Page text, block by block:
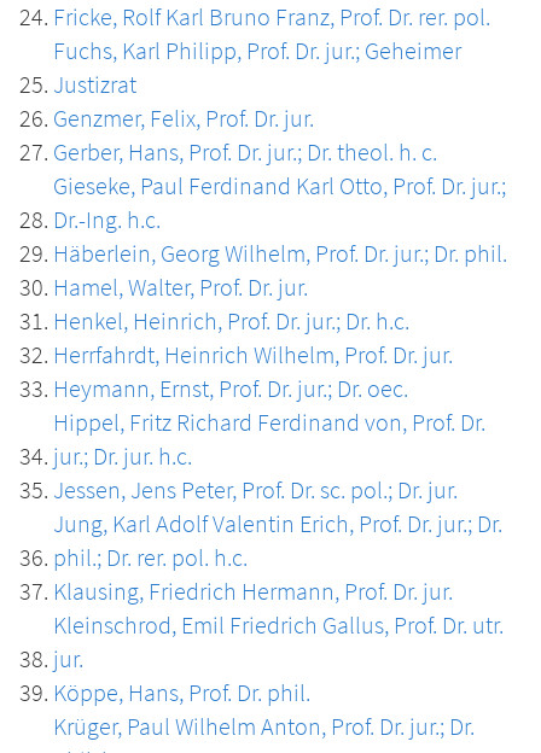
Fricke, Rolf Karl Bruno Franz, Prof. Dr. rer. pol.
Fuchs, Karl Philipp, Prof. Dr. jur.; Geheimer
Justizrat
Genzmer, Felix, Prof. Dr. jur.
Gerber, Hans, Prof. Dr. jur.; Dr. theol. h. c.
Gieseke, Paul Ferdinand Karl Otto, Prof. Dr. jur.;
Dr.-Ing. h.c.
Häberlein, Georg Wilhelm, Prof. Dr. jur.; Dr. phil.
Hamel, Walter, Prof. Dr. jur.
Henkel, Heinrich, Prof. Dr. jur.; Dr. h.c.
Herrfahrdt, Heinrich Wilhelm, Prof. Dr. jur.
Heymann, Ernst, Prof. Dr. jur.; Dr. oec.
Hippel, Fritz Richard Ferdinand von, Prof. Dr.
jur.; Dr. jur. h.c.
Jessen, Jens Peter, Prof. Dr. sc. pol.; Dr. jur.
Jung, Karl Adolf Valentin Erich, Prof. Dr. jur.; Dr.
phil.; Dr. rer. pol. h.c.
Klausing, Friedrich Hermann, Prof. Dr. jur.
Kleinschrod, Emil Friedrich Gallus, Prof. Dr. utr.
jur.
Köppe, Hans, Prof. Dr. phil.
Krüger, Paul Wilhelm Anton, Prof. Dr. jur.; Dr.